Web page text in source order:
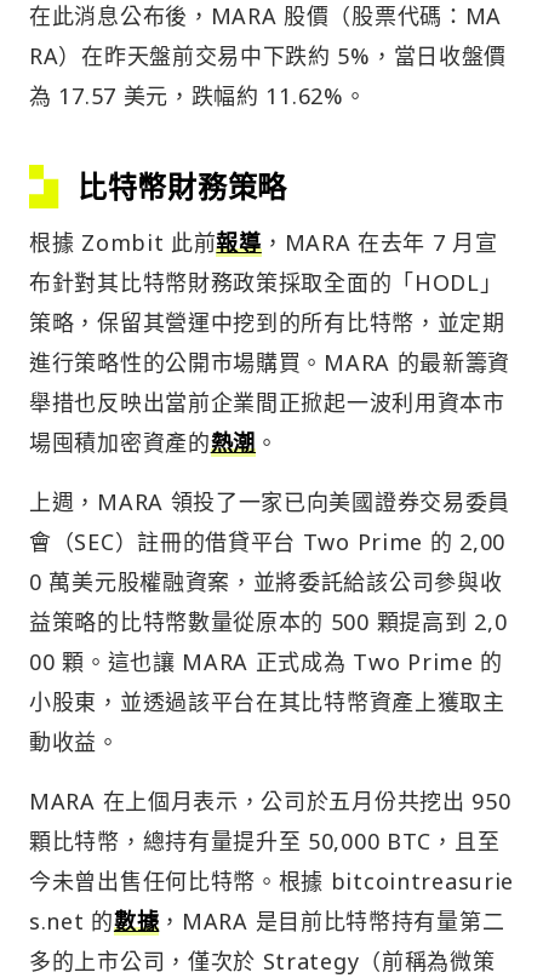
在此消息公布後，MARA 股價（股票代碼：MA
RA）在昨天盤前交易中下跌約 5%，當日收盤價
為 17.57 美元，跌幅約 11.62%。
比特幣財務策略
根據 Zombit 此前報導，MARA 在去年 7 月宣
布針對其比特幣財務政策採取全面的「HODL」
策略，保留其營運中挖到的所有比特幣，並定期
進行策略性的公開市場購買。MARA 的最新籌資
舉措也反映出當前企業間正掀起一波利用資本市
場囤積加密資產的熱潮 。
上週，MARA 領投了一家已向美國證券交易委員
會（SEC）註冊的借貸平台 Two Prime 的 2,00
0 萬美元股權融資案，並將委託給該公司參與收
益策略的比特幣數量從原本的 500 顆提高到 2,0
00 顆。這也讓 MARA 正式成為 Two Prime 的
小股東，並透過該平台在其比特幣資產上獲取主
動收益。
MARA 在上個月表示，公司於五月份共挖出 950
顆比特幣，總持有量提升至 50,000 BTC，且至
今未曾出售任何比特幣。根據 bitcointreasurie
s.net 的數據 ，MARA 是目前比特幣持有量第二
多的上市公司，僅次於 Strategy（前稱為微策